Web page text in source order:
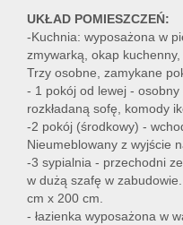
UKŁAD POMIESZCZEŃ:
-Kuchnia: wyposażona w
zmywarką, okap
Trzy osobne, zamykane
- 1 pokój od lewej -
rozkładaną sofę, komody
-2 pokój (środkowy) -
Nieumeblowany z wyjście
-3 sypialnia - przechodni
w dużą szafę w
cm x 200 cm.
- łazienka wyposażona w